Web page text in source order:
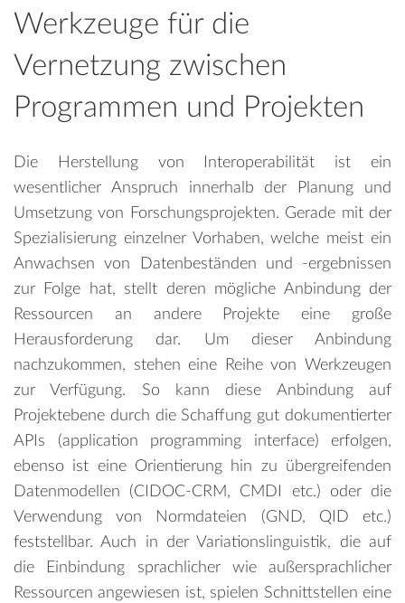
Werkzeuge für die
Vernetzung zwischen
Programmen und Projekten
Die Herstellung von Interoperabilität ist ein
wesentlicher Anspruch innerhalb der Planung und
Umsetzung von Forschungsprojekten. Gerade mit der
Spezialisierung einzelner Vorhaben, welche meist ein
Anwachsen von Datenbeständen und -ergebnissen
zur Folge hat, stellt deren mögliche Anbindung der
Ressourcen an andere Projekte eine große
Herausforderung dar. Um dieser Anbindung
nachzukommen, stehen eine Reihe von Werkzeugen
zur Verfügung. So kann diese Anbindung auf
Projektebene durch die Schaffung gut dokumentierter
APIs (application programming interface) erfolgen,
ebenso ist eine Orientierung hin zu übergreifenden
Datenmodellen (CIDOC-CRM, CMDI etc.) oder die
Verwendung von Normdateien (GND, QID etc.)
feststellbar. Auch in der Variationslinguistik, die auf
die Einbindung sprachlicher wie außersprachlicher
Ressourcen angewiesen ist, spielen Schnittstellen eine